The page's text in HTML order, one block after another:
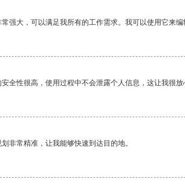
强大，可以满足我所有的工作需求。我可以使用它来编
全性很高，使用过程中不会泄露个人信息，这让我很
非常精准，让我能够快速到达目的地。